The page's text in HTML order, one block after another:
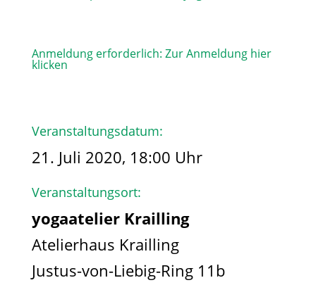
Anmeldung erforderlich: Zur Anmeldung hier
klicken
Veranstaltungsdatum:
21. Juli 2020, 18:00 Uhr
Veranstaltungsort:
yogaatelier Krailling
Atelierhaus Krailling
Justus-von-Liebig-Ring 11b